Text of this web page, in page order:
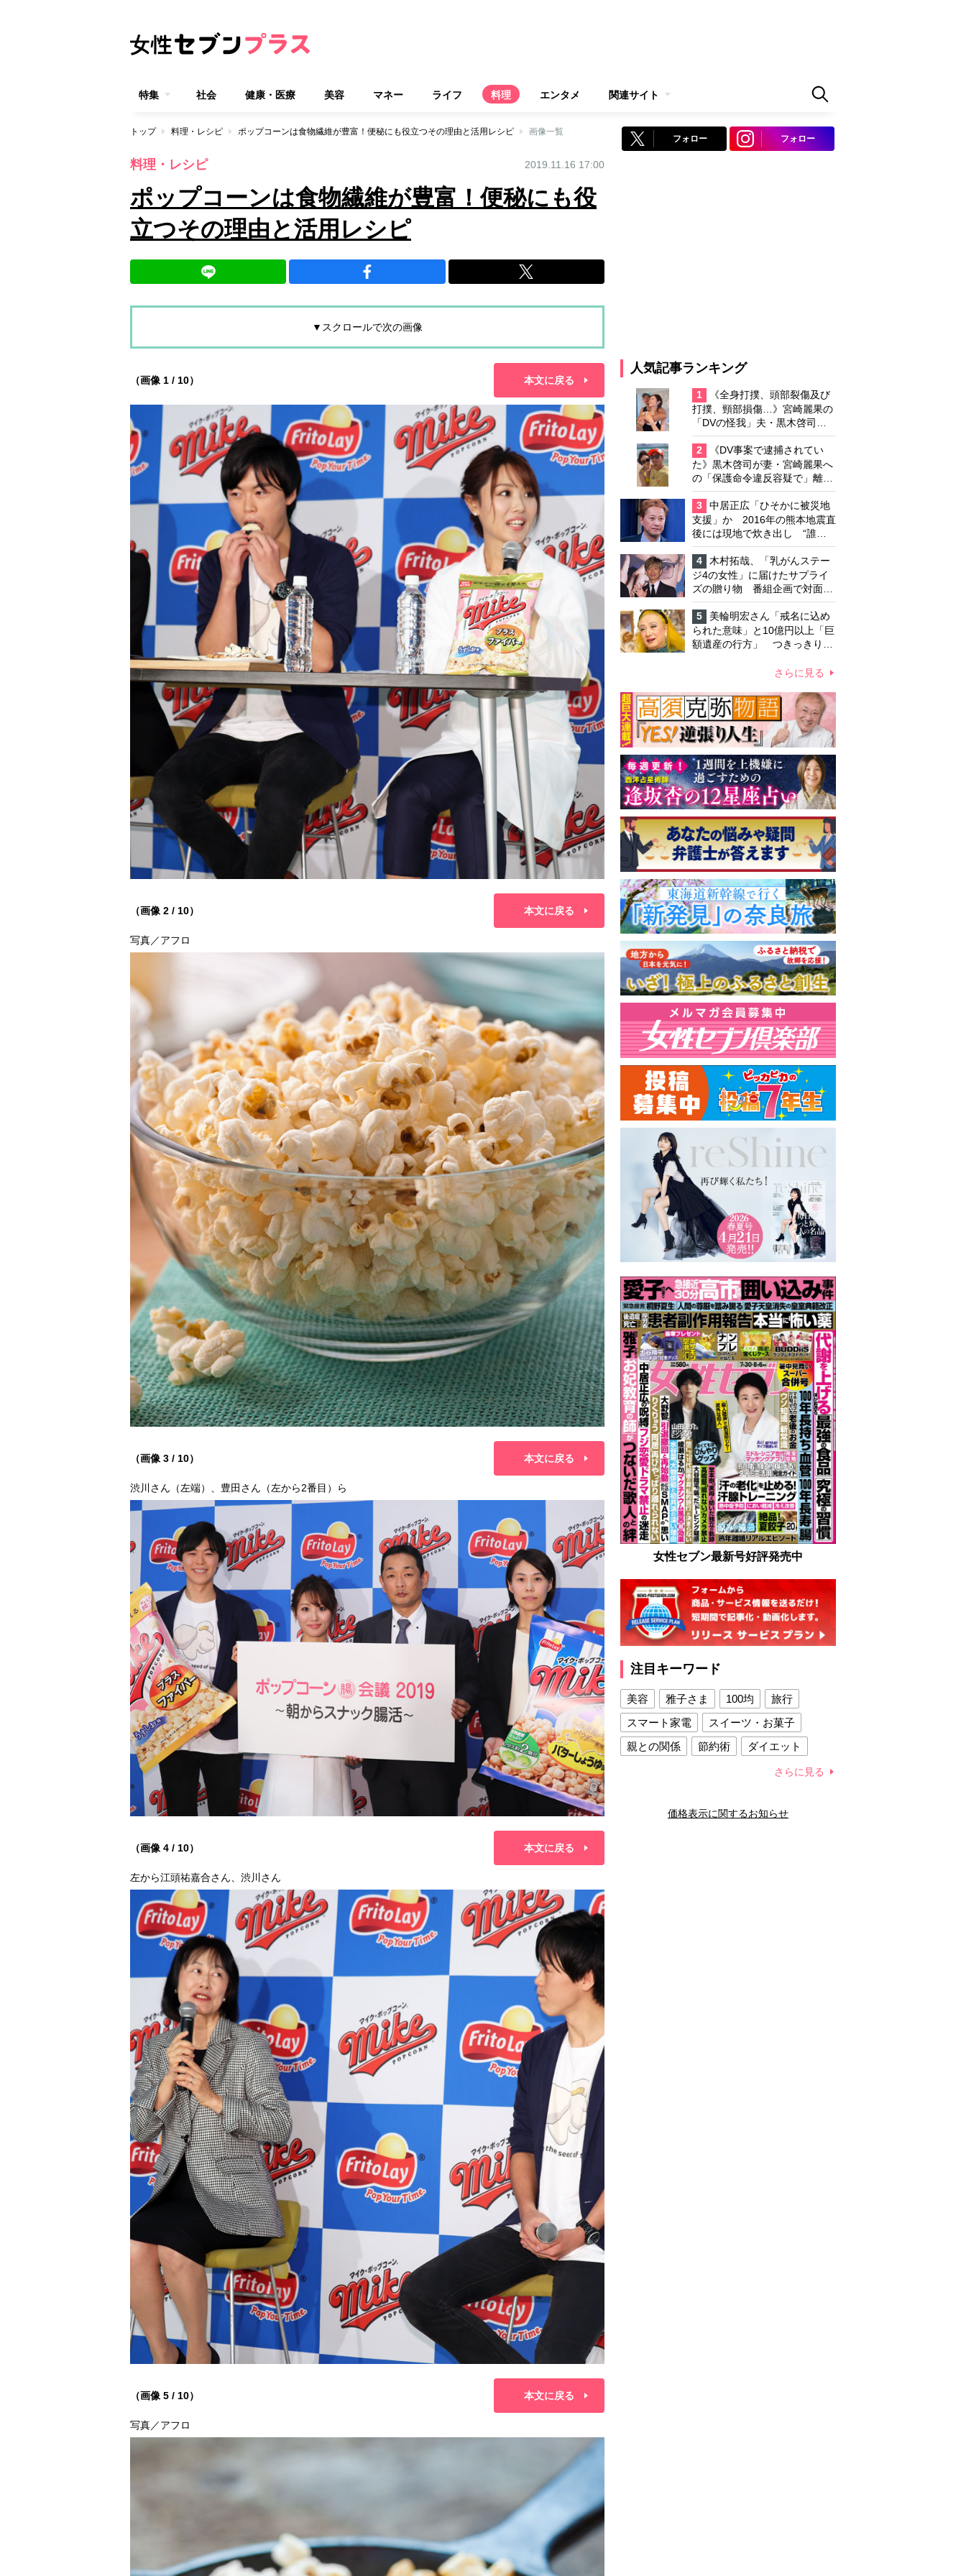
特集 社会 健康・医療 美容 マネー ライフ 料理 エンタメ 関連サイト
トップ 料理・レシピ ポップコーンは食物繊維が豊富！便秘にも役立つその理由と活用レシピ 画像一覧
料理・レシピ 2019.11.16 17:00
ポップコーンは食物繊維が豊富！便秘にも役
立つその理由と活用レシピ
▼スクロールで次の画像
（画像 1 / 10） 本文に戻る
（画像 2 / 10） 本文に戻る
写真／アフロ
（画像 3 / 10） 本文に戻る
渋川さん（左端）、豊田さん（左から2番目）ら
（画像 4 / 10） 本文に戻る
左から江頭祐嘉合さん、渋川さん
（画像 5 / 10） 本文に戻る
写真／アフロ
フォロー フォロー
人気記事ランキング
1
《全身打撲、頭部裂傷及び
打撲、頸部損傷…》宮崎麗果の
「DVの怪我」夫・黒木啓司の
逮捕で始まる「夫婦の闘争」
2
《DV事案で逮捕されてい
た》黒木啓司が妻・宮崎麗果へ
の「保護命令違反容疑で」離婚
協議は「第二ステージ」へ
3
中居正広「ひそかに被災地
支援」か 2016年の熊本地震直
後には現地で炊き出し “誰に
も知られなくて良い”と、むし
ろ強まる福祉活動への思い
4
木村拓哉、「乳がんステー
ジ4の女性」に届けたサプライ
ズの贈り物 番組企画で対面し
たファンが、夢と希望を与える
心遣いに「うれしくて号泣しま
した」
5
美輪明宏さん「戒名に込め
られた意味」と10億円以上「巨
額遺産の行方」 つきっきりで
さらに見る
女性セブン最新号好評発売中
注目キーワード
美容 雅子さま 100均
旅行
スマート家電
スイーツ・お菓子
親との関係
節約術
ダイエット
夫との関係
新津春子 どか食い
さらに見る
価格表示に関するお知らせ